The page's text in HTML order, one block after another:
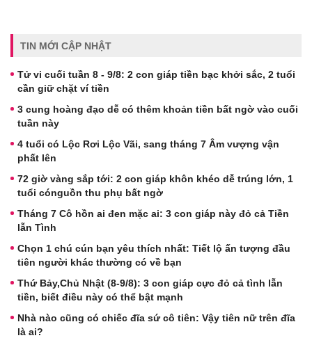
TIN MỚI CẬP NHẬT
Tử vi cuối tuần 8 - 9/8: 2 con giáp tiền bạc khởi sắc, 2 tuổi
cần giữ chặt ví tiền
3 cung hoàng đạo dễ có thêm khoản tiền bất ngờ vào cuối
tuần này
4 tuổi có Lộc Rơi Lộc Vãi, sang tháng 7 Âm vượng vận
phất lên
72 giờ vàng sắp tới: 2 con giáp khôn khéo dễ trúng lớn, 1
tuổi cónguồn thu phụ bất ngờ
Tháng 7 Cô hồn ai đen mặc ai: 3 con giáp này đỏ cả Tiền
lẫn Tình
Chọn 1 chú cún bạn yêu thích nhất: Tiết lộ ấn tượng đầu
tiên người khác thường có về bạn
Thứ Bảy,Chủ Nhật (8-9/8): 3 con giáp cực đỏ cả tình lẫn
tiền, biết điều này có thể bật mạnh
Nhà nào cũng có chiếc đĩa sứ cô tiên: Vậy tiên nữ trên đĩa
là ai?